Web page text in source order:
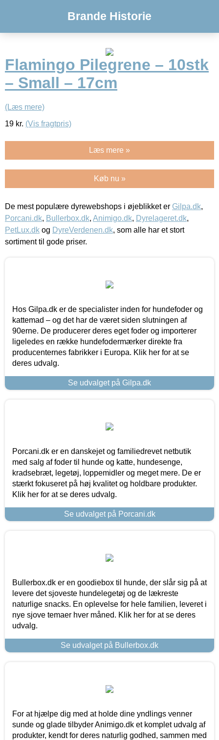
Brande Historie
Flamingo Pilegrene – 10stk
– Small – 17cm
(Læs mere)
19 kr. (Vis fragtpris)
Læs mere »
Køb nu »
De mest populære dyrewebshops i øjeblikket er Gilpa.dk,
Porcani.dk, Bullerbox.dk, Animigo.dk, Dyrelageret.dk,
PetLux.dk og DyreVerdenen.dk, som alle har et stort
sortiment til gode priser.
Hos Gilpa.dk er de specialister inden for hundefoder og
kattemad – og det har de været siden slutningen af
90erne. De producerer deres eget foder og importerer
ligeledes en række hundefodermærker direkte fra
producenternes fabrikker i Europa. Klik her for at se
deres udvalg.
Se udvalget på Gilpa.dk
Porcani.dk er en danskejet og familiedrevet netbutik
med salg af foder til hunde og katte, hundesenge,
kradsebræt, legetøj, loppemidler og meget mere. De er
stærkt fokuseret på høj kvalitet og holdbare produkter.
Klik her for at se deres udvalg.
Se udvalget på Porcani.dk
Bullerbox.dk er en goodiebox til hunde, der slår sig på at
levere det sjoveste hundelegetøj og de lækreste
naturlige snacks. En oplevelse for hele familien, leveret i
nye sjove temaer hver måned. Klik her for at se deres
udvalg.
Se udvalget på Bullerbox.dk
For at hjælpe dig med at holde dine yndlings venner
sunde og glade tilbyder Animigo.dk et komplet udvalg af
produkter, kendt for deres naturlig godhed, sammen med